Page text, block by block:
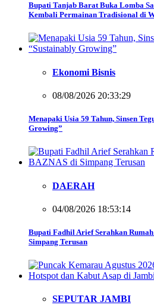
Bupati Tanjab Barat Buka Lomba
Kembali Permainan Tradisional di
Ekonomi Bisnis
08/08/2026 20:33:29
Menapaki Usia 59 Tahun, Sinsen
Growing”
DAERAH
04/08/2026 18:53:14
Bupati Fadhil Arief Serahkan
Simpang Terusan
SEPUTAR JAMBI